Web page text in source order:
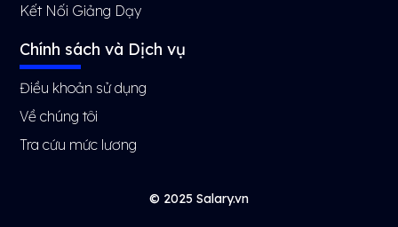
Kết Nối Giảng Dạy
Chính sách và Dịch vụ
Điều khoản sử dụng
Về chúng tôi
Tra cứu mức lương
© 2025 Salary.vn